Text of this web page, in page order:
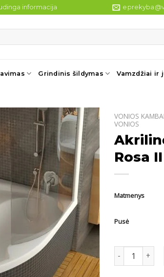
informacija
Grindinis šildymas Vamzdžiai ir
VONIOS
VONIOS
Rosa II
Matmenys
Pusė
produkto